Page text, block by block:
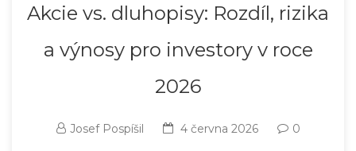
Akcie vs. dluhopisy: Rozdíl, rizika
a výnosy pro investory v roce
2026
Josef Pospíšil 4 června 2026 0